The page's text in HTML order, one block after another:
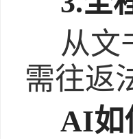
从文
需往返
AI如